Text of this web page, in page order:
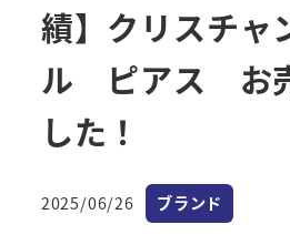
績】クリスチャ
ル ピアス お
した！
投稿日
2025/06/26 カテゴリー
ブランド